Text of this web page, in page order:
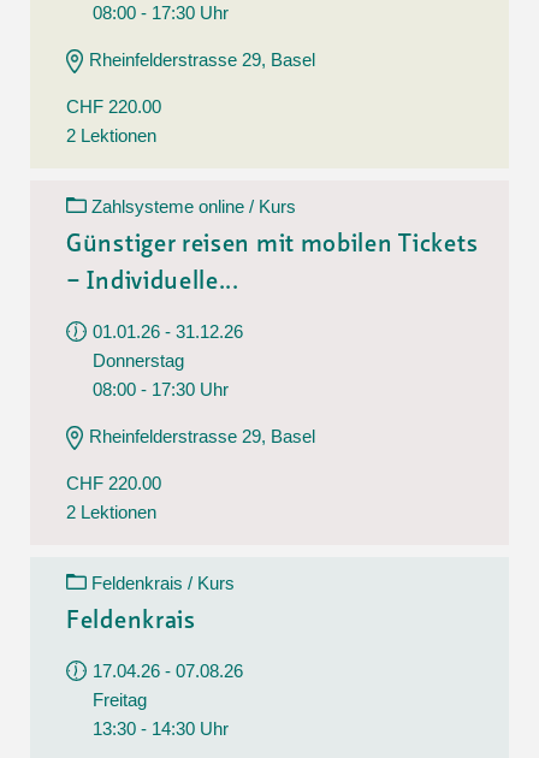
08:00 - 17:30 Uhr
Rheinfelderstrasse 29, Basel
CHF 220.00
2 Lektionen
Zahlsysteme online / Kurs
Günstiger reisen mit mobilen Tickets
– Individuelle...
01.01.26 - 31.12.26
Donnerstag
08:00 - 17:30 Uhr
Rheinfelderstrasse 29, Basel
CHF 220.00
2 Lektionen
Feldenkrais / Kurs
Feldenkrais
17.04.26 - 07.08.26
Freitag
13:30 - 14:30 Uhr